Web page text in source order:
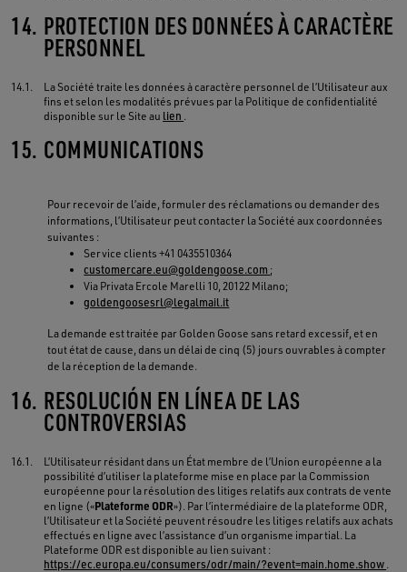
14. PROTECTION DES DONNÉES À CARACTÈRE
PERSONNEL
14.1.
La Société traite les données à caractère personnel de l’Utilisateur aux
fins et selon les modalités prévues par la Politique de confidentialité
disponible sur le Site au lien .
15. COMMUNICATIONS
Pour recevoir de l’aide, formuler des réclamations ou demander des
informations, l’Utilisateur peut contacter la Société aux coordonnées
suivantes :
Service clients +41 0435510364
customercare.eu@goldengoose.com ;
Via Privata Ercole Marelli 10, 20122 Milano;
goldengoosesrl@legalmail.it
La demande est traitée par Golden Goose sans retard excessif, et en
tout état de cause, dans un délai de cinq (5) jours ouvrables à compter
de la réception de la demande.
16. RESOLUCIÓN EN LÍNEA DE LAS
CONTROVERSIAS
16.1.
L’Utilisateur résidant dans un État membre de l’Union européenne a la
possibilité d’utiliser la plateforme mise en place par la Commission
européenne pour la résolution des litiges relatifs aux contrats de vente
en ligne («Plateforme ODR»). Par l’intermédiaire de la plateforme ODR,
l’Utilisateur et la Société peuvent résoudre les litiges relatifs aux achats
effectués en ligne avec l’assistance d’un organisme impartial. La
Plateforme ODR est disponible au lien suivant :
https://ec.europa.eu/consumers/odr/main/?event=main.home.show .